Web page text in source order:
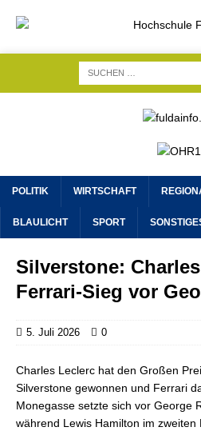
POLITIK WIRTSCHAFT
BLAULICHT SPORT
Silverstone:
Ferrari-Sieg vor
5. Juli 2026 0
Charles Leclerc hat den Großen
Silverstone gewonnen und Ferrari
Monegasse setzte sich vor George
während Lewis Hamilton im